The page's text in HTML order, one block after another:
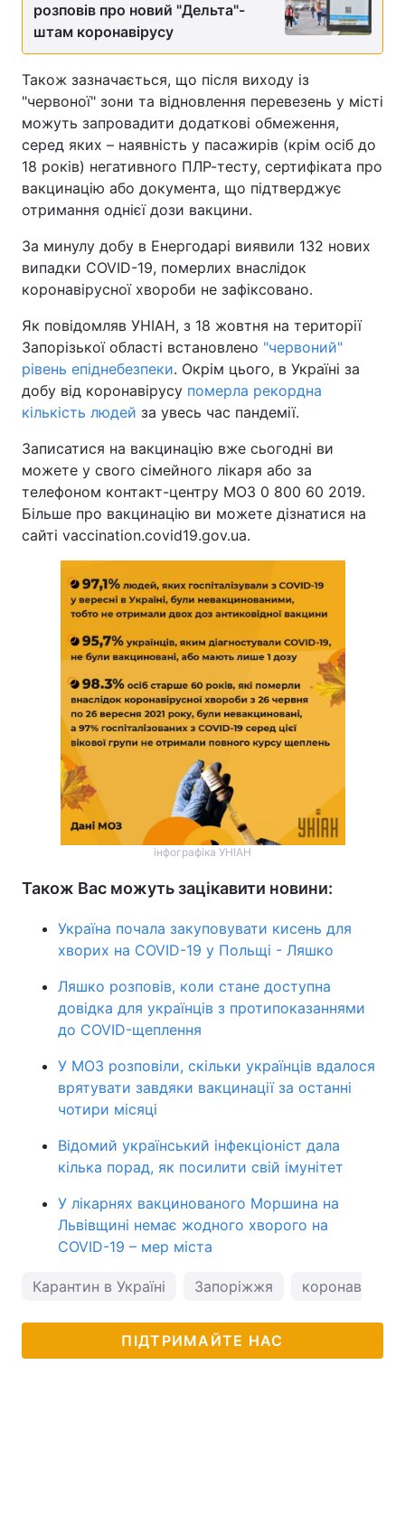
розповів про новий "Дельта"-
штам коронавірусу
Також зазначається, що після виходу із
"червоної" зони та відновлення перевезень у місті
можуть запровадити додаткові обмеження,
серед яких – наявність у пасажирів (крім осіб до
18 років) негативного ПЛР-тесту, сертифіката про
вакцинацію або документа, що підтверджує
отримання однієї дози вакцини.
За минулу добу в Енергодарі виявили 132 нових
випадки COVID-19, померлих внаслідок
коронавірусної хвороби не зафіксовано.
Як повідомляв УНІАН, з 18 жовтня на території
Запорізької області встановлено "червоний"
рівень епіднебезпеки. Окрім цього, в Україні за
добу від коронавірусу померла рекордна
кількість людей за увесь час пандемії.
Записатися на вакцинацію вже сьогодні ви
можете у свого сімейного лікаря або за
телефоном контакт-центру МОЗ 0 800 60 2019.
Більше про вакцинацію ви можете дізнатися на
сайті vaccination.covid19.gov.ua.
інфографіка УНІАН
Також Вас можуть зацікавити новини:
Україна почала закуповувати кисень для
хворих на COVID-19 у Польщі - Ляшко
Ляшко розповів, коли стане доступна
довідка для українців з протипоказаннями
до COVID-щеплення
У МОЗ розповіли, скільки українців вдалося
врятувати завдяки вакцинації за останні
чотири місяці
Відомий український інфекціоніст дала
кілька порад, як посилити свій імунітет
У лікарнях вакцинованого Моршина на
Львівщині немає жодного хворого на
COVID-19 – мер міста
Карантин в Україні Запоріжжя коронавірус
ПІДТРИМАЙТЕ НАС